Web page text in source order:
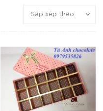
Sắp xếp theo